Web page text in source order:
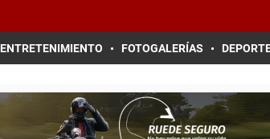
ENTRETENIMIENTO FOTOGALERÍAS